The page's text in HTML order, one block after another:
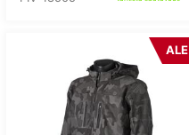
ALE